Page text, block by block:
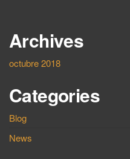
Archives
octubre 2018
Categories
Blog
News